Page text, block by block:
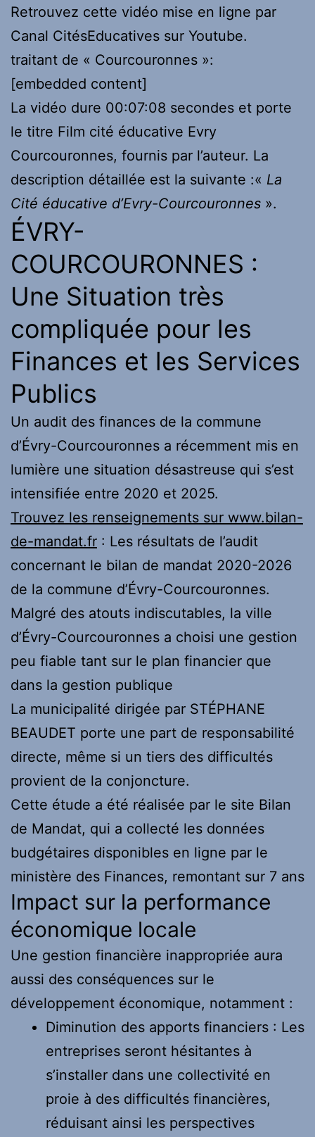
Retrouvez cette vidéo mise en ligne par
Canal CitésEducatives sur Youtube.
traitant de « Courcouronnes »:
[embedded content]
La vidéo dure 00:07:08 secondes et porte
le titre Film cité éducative Evry
Courcouronnes, fournis par l’auteur. La
description détaillée est la suivante :« La
Cité éducative d’Evry-Courcouronnes ».
ÉVRY-
COURCOURONNES :
Une Situation très
compliquée pour les
Finances et les Services
Publics
Un audit des finances de la commune
d’Évry-Courcouronnes a récemment mis en
lumière une situation désastreuse qui s’est
intensifiée entre 2020 et 2025.
Trouvez les renseignements sur www.bilan-
de-mandat.fr : Les résultats de l’audit
concernant le bilan de mandat 2020-2026
de la commune d’Évry-Courcouronnes.
Malgré des atouts indiscutables, la ville
d’Évry-Courcouronnes a choisi une gestion
peu fiable tant sur le plan financier que
dans la gestion publique
La municipalité dirigée par STÉPHANE
BEAUDET porte une part de responsabilité
directe, même si un tiers des difficultés
provient de la conjoncture.
Cette étude a été réalisée par le site Bilan
de Mandat, qui a collecté les données
budgétaires disponibles en ligne par le
ministère des Finances, remontant sur 7 ans
Impact sur la performance
économique locale
Une gestion financière inappropriée aura
aussi des conséquences sur le
développement économique, notamment :
Diminution des apports financiers : Les
entreprises seront hésitantes à
s’installer dans une collectivité en
proie à des difficultés financières,
réduisant ainsi les perspectives